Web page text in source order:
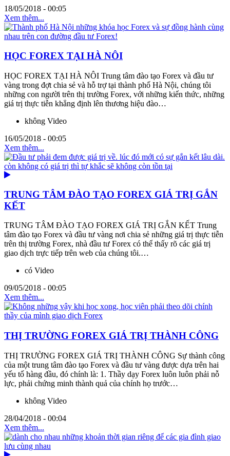
18/05/2018 - 00:05
Xem thêm...
HỌC FOREX TẠI HÀ NÔI
HỌC FOREX TẠI HÀ NÔI Trung tâm đào tạo Forex và đầu tư
vàng trong đợt chia sẻ và hỗ trợ tại thành phố Hà Nội, chúng tôi
những con người trên thị trường Forex, với những kiến thức, những
giá trị thực tiễn khẳng định lên thương hiệu đào…
không Video
16/05/2018 - 00:05
Xem thêm...
TRUNG TÂM ĐÀO TẠO FOREX GIÁ TRỊ GẮN
KẾT
TRUNG TÂM ĐÀO TẠO FOREX GIÁ TRỊ GẮN KẾT Trung
tâm đào tạo Forex và đầu tư vàng nơi chia sẻ những giá trị thực tiễn
trên thị trường Forex, nhà đầu tư Forex có thể thấy rõ các giá trị
giao dịch trực tiếp trên web của chúng tôi.…
có Video
09/05/2018 - 00:05
Xem thêm...
THỊ TRƯỜNG FOREX GIÁ TRỊ THÀNH CÔNG
THỊ TRƯỜNG FOREX GIÁ TRỊ THÀNH CÔNG Sự thành công
của một trung tâm đào tạo Forex và đầu tư vàng được dựa trên hai
yếu tố hàng đầu, đó chính là: 1. Thầy dạy Forex luôn luôn phải nỗ
lực, phải chứng minh thành quả của chính họ trước…
không Video
28/04/2018 - 00:04
Xem thêm...